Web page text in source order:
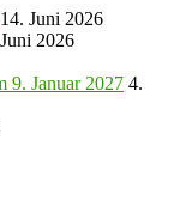
14. Juni 2026
2026
9. Januar 2027 4.